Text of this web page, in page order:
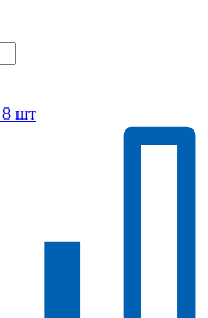
8 шт